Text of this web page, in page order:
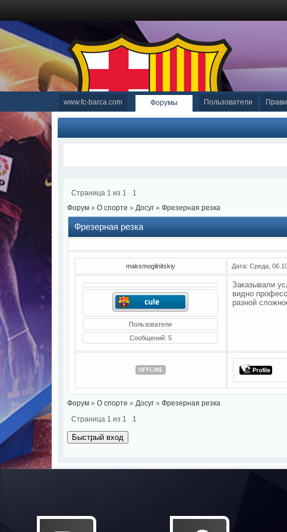
www.fc-barca.com Форумы Пользователи
Страница 1 из 1
1
Форум » О спорте » Досуг » Фрезерная резка
Фрезерная резка
maksmogilnitskiy Дата: Среда,
Пользователи
Сообщений: 5
Заказывали
видно
разной
OFFLINE
Форум » О спорте » Досуг » Фрезерная резка
Страница 1 из 1 1